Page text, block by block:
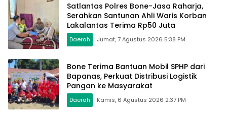
Satlantas Polres Bone-Jasa Raharja,
Serahkan Santunan Ahli Waris Korban
Lakalantas Terima Rp50 Juta
Daerah Jumat, 7 Agustus 2026 5:38 PM
Bone Terima Bantuan Mobil SPHP dari
Bapanas, Perkuat Distribusi Logistik
Pangan ke Masyarakat
Daerah Kamis, 6 Agustus 2026 2:37 PM